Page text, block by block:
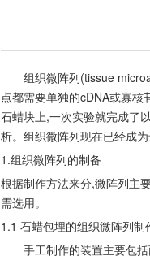
组织微阵列(tissue
点都需要单独的cDNA或寡
石蜡块上,一次实验就完成了
析。组织微阵列现在已经成
1.组织微阵列的制备
根据制作方法来分,微阵列主
需选用。
1.1 石蜡包埋的组织微阵列制
手工制作的装置主要包